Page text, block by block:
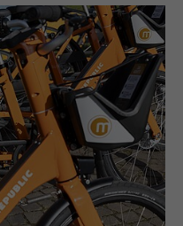
des
auf der
ID, ohne
Daten.